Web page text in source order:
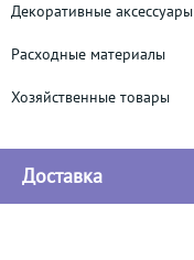
Декоративные аксессуары
Расходные материалы
Хозяйственные товары
Доставка